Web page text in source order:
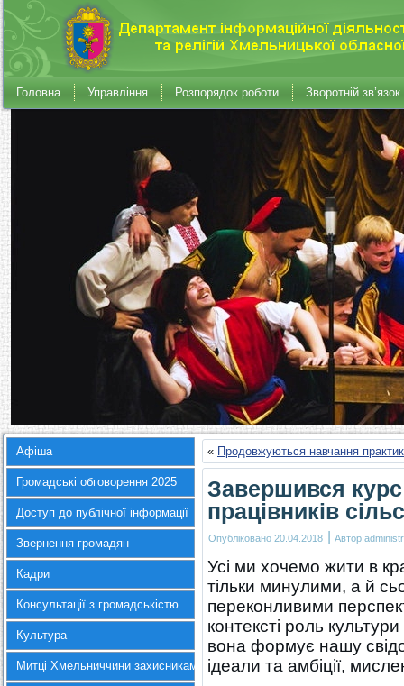
Головна Управління Розпорядок роботи Зворотній зв’язок
Афіша
Громадські обговорення 2025
Доступ до публічної інформації
Звернення громадян
Кадри
Консультації з громадськістю
Культура
Митці Хмельниччини захисникам України
« Продовжуються навчання
Завершився
працівників
Опубліковано 20.04.2018 | Автор
Усі ми хочемо жити в
тільки минулими, а й
переконливими
контексті роль
вона формує нашу
ідеали та амбіції,